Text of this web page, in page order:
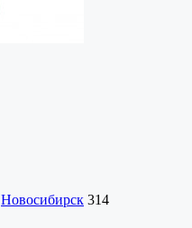
Новосибирск 314